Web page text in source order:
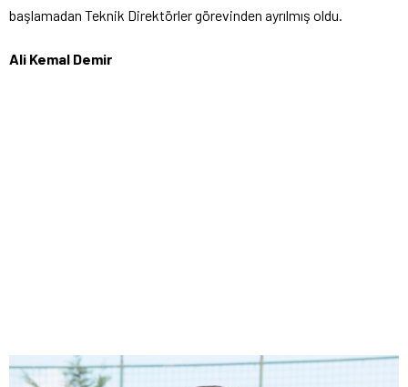
başlamadan Teknik Direktörler görevinden ayrılmış oldu.
Ali Kemal Demir